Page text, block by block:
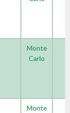
Monte
Carlo
Monte